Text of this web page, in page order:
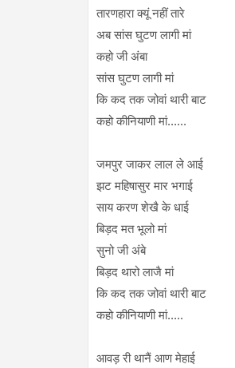
तारणहारा क्यूं नहीं तारे
अब सांस घुटण लागी मां
कहो जी अंबा
सांस घुटण लागी मां
कि कद तक जोवां थारी बाट
कहो कीनियाणी मां......
जमपुर जाकर लाल ले आई
झट महिषासुर मार भगाई
साय करण शेखै के धाई
बिड़द मत भूलो मां
सुनो जी अंबे
बिड़द थारो लाजै मां
कि कद तक जोवां थारी बाट
कहो कीनियाणी मां.....
आवड़ री थानैं आण मेहाई